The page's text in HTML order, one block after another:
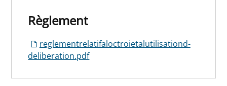
Règlement
reglementrelatifaloctroietalutilisationd-
deliberation.pdf